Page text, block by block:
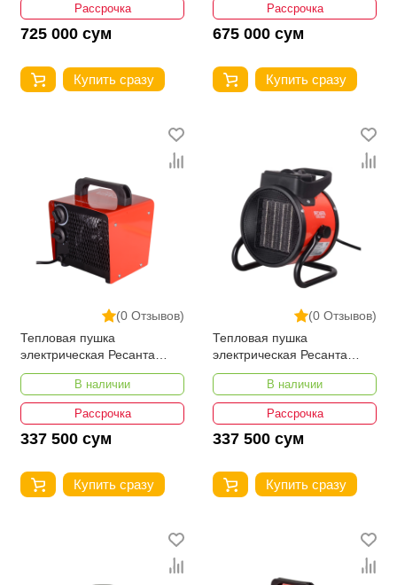
Рассрочка
725 000 сум
Купить сразу
Рассрочка
675 000 сум
Купить сразу
(0 Отзывов)
Тепловая пушка
электрическая Ресанта
ТЭПК-2000
В наличии
Рассрочка
337 500 сум
Купить сразу
(0 Отзывов)
Тепловая пушка
электрическая Ресанта
ТЭПК-2000K
В наличии
Рассрочка
337 500 сум
Купить сразу